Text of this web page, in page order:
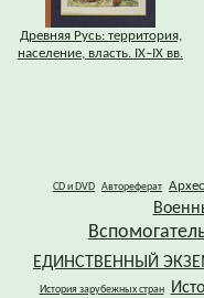
Древняя Русь: территория,
население, власть. IХ–IХ вв.
CD и DVD Автореферат
ЕДИНСТВЕННЫЙ
История зарубежных стран